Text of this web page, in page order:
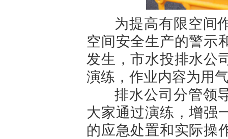
为提高有限空间作
空间安全生产的警示
发生，市水投排水公
演练，作业内容为用
排水公司分管领导
大家通过演练，增强
的应急处置和实际操